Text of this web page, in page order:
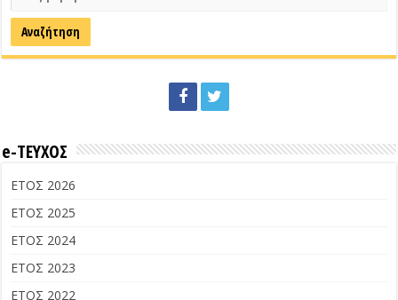
e-ΤΕΥΧΟΣ
ΕΤΟΣ 2026
ΕΤΟΣ 2025
ΕΤΟΣ 2024
ΕΤΟΣ 2023
ΕΤΟΣ 2022